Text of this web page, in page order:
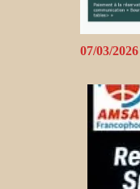
07/03/